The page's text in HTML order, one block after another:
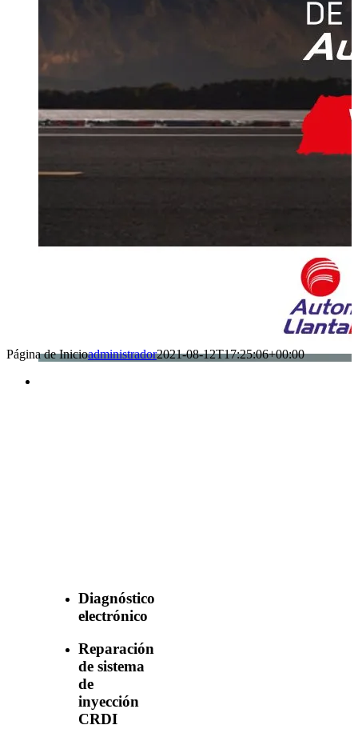
Página de Inicioadministrador2021-08-12T17:25:06+00:00
Diagnóstico
electrónico
Reparación
de sistema
de
inyección
CRDI